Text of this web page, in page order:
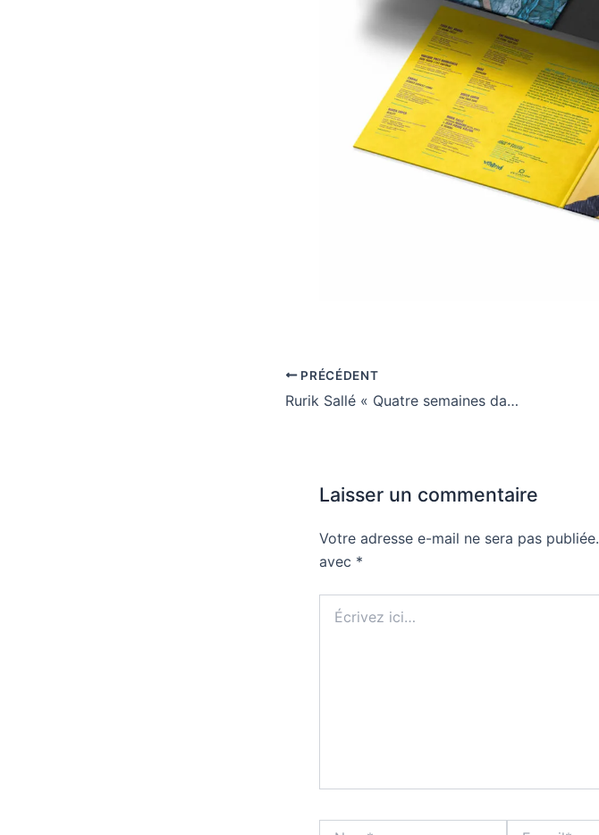
PRÉCÉDENT
Rurik Sallé « Quatre semaines dans la pénombre »
Laisser un commentaire
Votre adresse e-mail ne sera pas publiée.
avec *
ici…